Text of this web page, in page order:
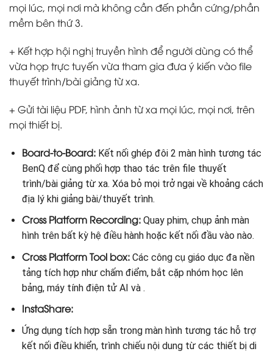
mọi lúc, mọi nơi mà không cần đến phần cứng/phần
mềm bên thứ 3.
+ Kết hợp hội nghị truyền hình để người dùng có thể
vừa họp trực tuyến vừa tham gia đưa ý kiến vào file
thuyết trình/bài giảng từ xa.
+ Gửi tài liệu PDF, hình ảnh từ xa mọi lúc, mọi nơi, trên
mọi thiết bị.
Board-to-Board: Kết nối ghép đôi 2 màn hình tương tác
BenQ để cùng phối hợp thao tác trên file thuyết
trình/bài giảng từ xa. Xóa bỏ mọi trở ngại về khoảng cách
địa lý khi giảng bài/thuyết trình.
Cross Platform Recording: Quay phim, chụp ảnh màn
hình trên bất kỳ hệ điều hành hoặc kết nối đầu vào nào.
Cross Platform Tool box: Các công cụ giáo dục đa nền
tảng tích hợp như chấm điểm, bắt cặp nhóm học lên
bảng, máy tính điện tử AI và .
InstaShare:
Ứng dụng tích hợp sẵn trong màn hình tương tác hỗ trợ
kết nối điều khiển, trình chiếu nội dung từ các thiết bị di